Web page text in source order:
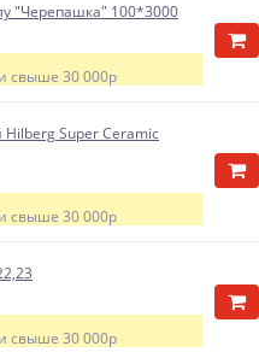
"Черепашка" 100*3000
свыше 30 000р
Super Ceramic
свыше 30 000р
свыше 30 000р